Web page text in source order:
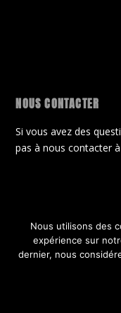
NOUS CONTACTER
Si vous avez des
pas à nous contacter à
Conçu parElegant
CGV
Politique de gestion
Nous utilisons des
expérience sur
dernier, nous